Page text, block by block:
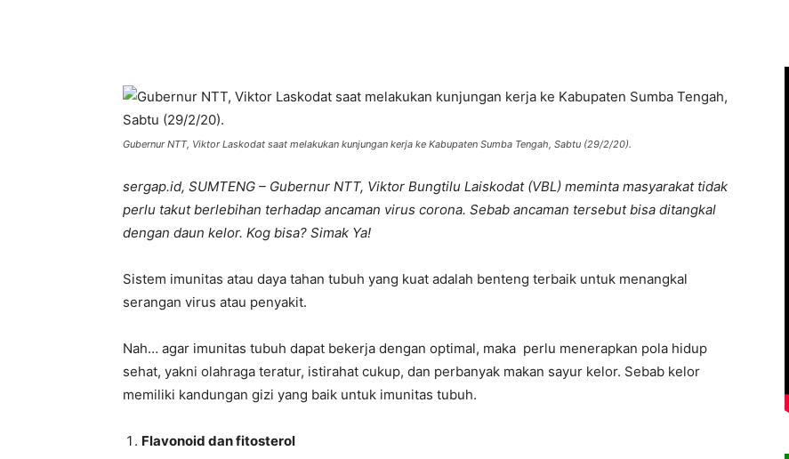
Gubernur NTT, Viktor Laskodat saat melakukan kunjungan kerja ke Kabupaten Sumba Tengah, Sabtu (29/2/20).
sergap.id, SUMTENG – Gubernur NTT, Viktor Bungtilu Laiskodat (VBL) meminta masyarakat tidak
perlu takut berlebihan terhadap ancaman virus corona. Sebab ancaman tersebut bisa ditangkal
dengan daun kelor. Kog bisa? Simak Ya!
Sistem imunitas atau daya tahan tubuh yang kuat adalah benteng terbaik untuk menangkal
serangan virus atau penyakit.
Nah… agar imunitas tubuh dapat bekerja dengan optimal, maka perlu menerapkan pola hidup
sehat, yakni olahraga teratur, istirahat cukup, dan perbanyak makan sayur kelor. Sebab kelor
memiliki kandungan gizi yang baik untuk imunitas tubuh.
Flavonoid dan fitosterol